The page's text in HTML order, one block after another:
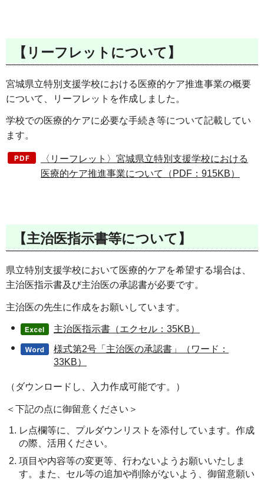
【リーフレットについて】
宮城県立特別支援学校における医療的ケア推進事業の概要
について、リーフレットを作成しました。
学校での医療的ケアに必要な手続き等について記載してい
ます。
〈リーフレット〉宮城県立特別支援学校における
医療的ケア推進事業について（PDF：915KB）
【主治医指示書等について】
県立特別支援学校において医療的ケアを希望する場合は、
主治医指示書及び主治医の承認書が必要です。
主治医の先生に作成をお願いしています。
主治医指示書（エクセル：35KB）
様式第2号「主治医の承認書」（ワード：
33KB）
（ダウンロードし、入力作成可能です。）
＜下記の点に御留意ください＞
レ点欄等に、プルダウンリストを添付しています。作成
の際、活用ください。
項目や内容等の変更等、行わないようお願いいたしま
す。また、セル等の追加や削除がないよう、御留意願い